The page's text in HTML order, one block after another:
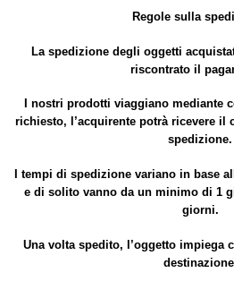
Regole sulla
La spedizione degli oggetti
riscontrato il
I nostri prodotti viaggiano mediante
richiesto, l’acquirente potrà ricevere il
spedizione.
I tempi di spedizione variano in base
e di solito vanno da un minimo di 1
giorni.
Una volta spedito, l’oggetto impiega